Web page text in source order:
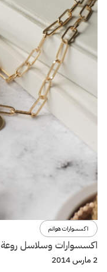
اكسسوارات هوانم
اكسسوارات وسلاسل روعة 2014
2 مارس 2014